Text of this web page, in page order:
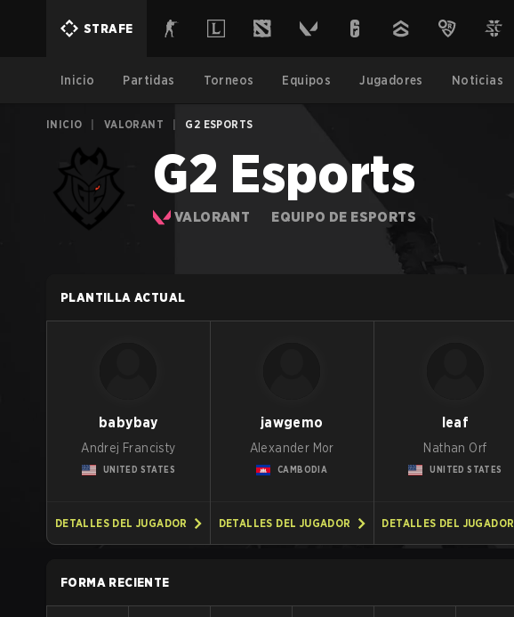
STRAFE
Inicio Partidas Torneos Equipos Jugadores Noticias
INICIO VALORANT G2 ESPORTS
G2 Esports
VALORANT EQUIPO DE ESPORTS
PLANTILLA ACTUAL
babybay
Andrej Francisty
UNITED STATES
DETALLES DEL JUGADOR
jawgemo
Alexander Mor
CAMBODIA
DETALLES DEL JUGADOR
leaf
Nathan Orf
UNITED STATES
DETALLES DEL JUGADOR
FORMA RECIENTE